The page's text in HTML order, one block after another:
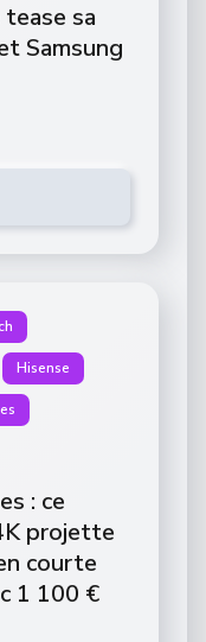
sa
Samsung
Hisense
: ce
projette
courte
1 100 €